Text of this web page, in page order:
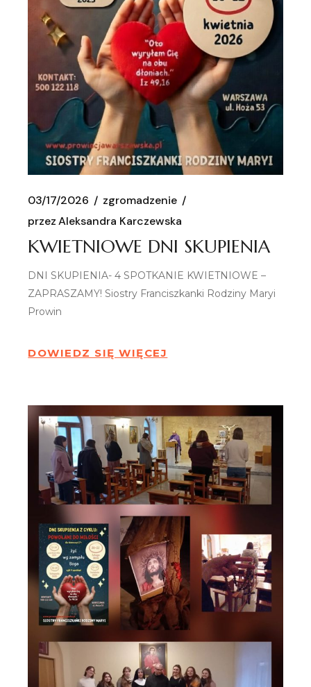
03/17/2026
zgromadzenie
przez Aleksandra Karczewska
KWIETNIOWE DNI SKUPIENIA
DNI SKUPIENIA- 4 SPOTKANIE KWIETNIOWE –
ZAPRASZAMY! Siostry Franciszkanki Rodziny Maryi
Prowin
DOWIEDZ SIĘ WIĘCEJ